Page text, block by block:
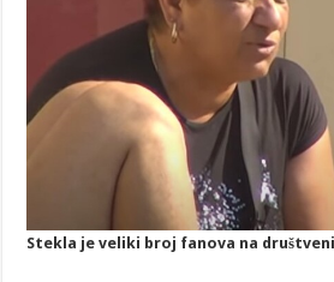
Stekla je veliki broj fanova na